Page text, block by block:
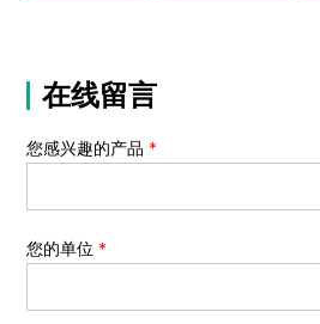
在线留言
您感兴趣的产品 *
您的单位 *